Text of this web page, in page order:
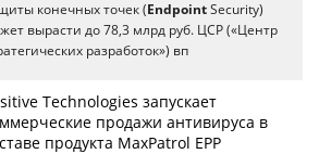
конечных точек (Endpoint Security)
вырасти до 78,3 млрд руб. ЦСР («Центр
разработок») вп
Technologies запускает
продажи антивируса в
продукта MaxPatrol EPP